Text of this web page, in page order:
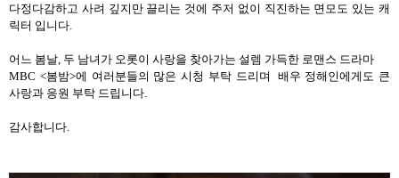
다정다감하고 사려 깊지만 끌리는 것에 주저 없이 직진하는 면모도 있는 캐
릭터 입니다.
어느 봄날, 두 남녀가 오롯이 사랑을 찾아가는 설렘 가득한 로맨스 드라마
MBC <봄밤>에 여러분들의 많은 시청 부탁 드리며 배우 정해인에게도 큰
사랑과 응원 부탁 드립니다.
감사합니다.